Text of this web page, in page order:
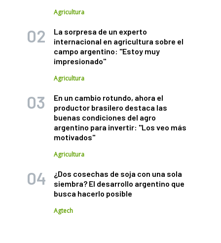
Agricultura
La sorpresa de un experto
internacional en agricultura sobre el
campo argentino: "Estoy muy
impresionado"
Agricultura
En un cambio rotundo, ahora el
productor brasilero destaca las
buenas condiciones del agro
argentino para invertir: "Los veo más
motivados"
Agricultura
¿Dos cosechas de soja con una sola
siembra? El desarrollo argentino que
busca hacerlo posible
Agtech